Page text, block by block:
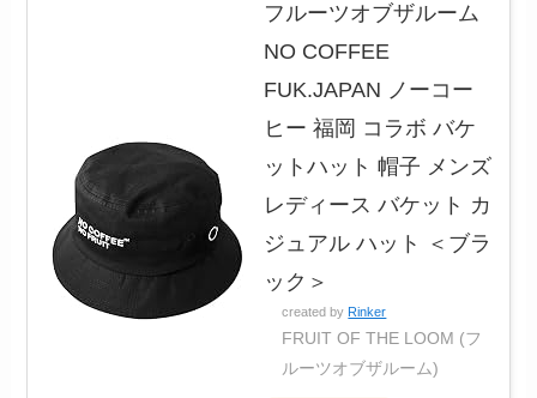
フルーツオブザルーム
NO COFFEE
FUK.JAPAN ノーコー
ヒー 福岡 コラボ バケ
ットハット 帽子 メンズ
レディース バケット カ
ジュアル ハット ＜ブラ
ック＞
created by Rinker
FRUIT OF THE LOOM (フ
ルーツオブザルーム)